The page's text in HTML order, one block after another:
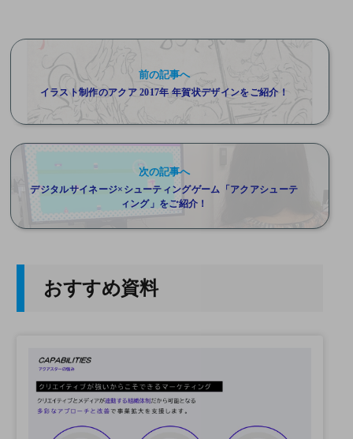
前の記事へ
イラスト制作のアクア 2017年 年賀状デザインをご紹介！
次の記事へ
デジタルサイネージ×シューティングゲーム「アクアシューテ
ィング」をご紹介！
おすすめ資料